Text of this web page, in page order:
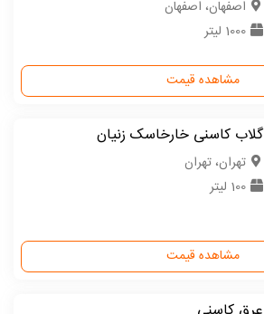
اصفهان، اصفهان
1000 لیتر
مشاهده قیمت
گلاب کاسنی خارخاسک زنیان
تهران، تهران
100 لیتر
مشاهده قیمت